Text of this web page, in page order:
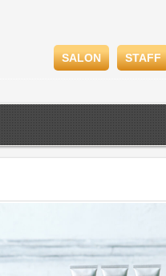
SALON STAFF